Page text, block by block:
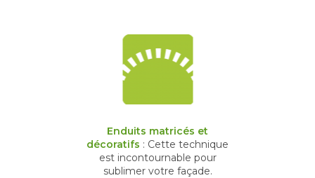
Enduits matricés et
décoratifs : Cette technique
est incontournable pour
sublimer votre façade.